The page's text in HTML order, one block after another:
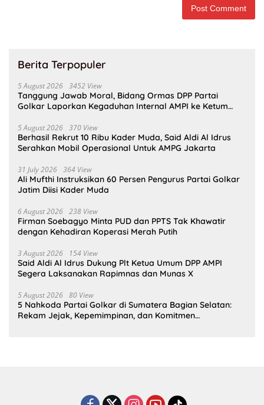
Berita Terpopuler
5 August 2026 3452 View
Tanggung Jawab Moral, Bidang Ormas DPP Partai
Golkar Laporkan Kegaduhan Internal AMPI ke Ketum
5 August 2026 370 View
Berhasil Rekrut 10 Ribu Kader Muda, Said Aldi Al Idrus
Serahkan Mobil Operasional Untuk AMPG Jakarta
31 July 2026 364 View
Ali Mufthi Instruksikan 60 Persen Pengurus Partai Golkar
Jatim Diisi Kader Muda
6 August 2026 238 View
Firman Soebagyo Minta PUD dan PPTS Tak Khawatir
dengan Kehadiran Koperasi Merah Putih
3 August 2026 154 View
Said Aldi Al Idrus Dukung Plt Ketua Umum DPP AMPI
Segera Laksanakan Rapimnas dan Munas X
5 August 2026 80 View
5 Nahkoda Partai Golkar di Sumatera Bagian Selatan:
Rekam Jejak, Kepemimpinan, dan Komitmen